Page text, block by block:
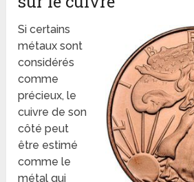
Si certains
métaux sont
considérés
comme
précieux, le
cuivre de son
côté peut
être estimé
comme le
métal qui